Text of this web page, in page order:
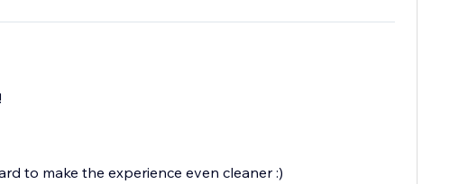
to make the experience even cleaner :)